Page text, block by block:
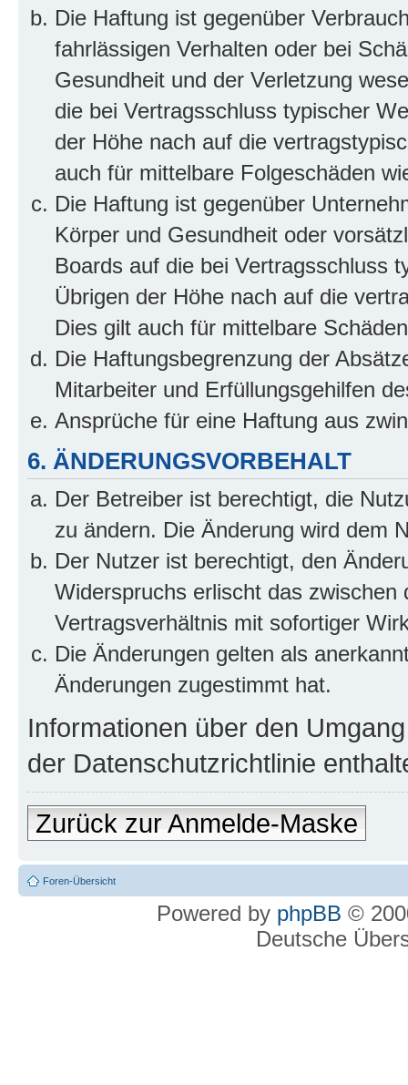
Die Haftung ist gegenüber
fahrlässigen Verhalten oder bei
Gesundheit und der Verletzung
die bei Vertragsschluss typischer
der Höhe nach auf die
auch für mittelbare Folgeschäden
Die Haftung ist gegenüber
Körper und Gesundheit oder
Boards auf die bei Vertragsschluss
Übrigen der Höhe nach auf die
Dies gilt auch für mittelbare
Die Haftungsbegrenzung der
Mitarbeiter und Erfüllungsgehilfen
Ansprüche für eine Haftung aus
6. ÄNDERUNGSVORBEHALT
Der Betreiber ist berechtigt, die
zu ändern. Die Änderung wird dem
Der Nutzer ist berechtigt, den
Widerspruchs erlischt das
Vertragsverhältnis mit sofortiger
Die Änderungen gelten als
Änderungen zugestimmt hat.
Informationen über den
der Datenschutzrichtlinie
Zurück zur Anmelde-Maske
Foren-Übersicht
Powered by phpBB ©
Deutsche